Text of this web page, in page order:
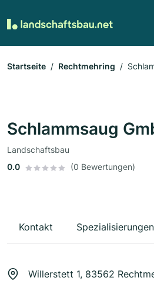
Startseite Rechtmehring
Schlammsaug
Landschaftsbau
0.0
(0 Bewertungen)
Kontakt Spezialisierungen
Willerstett 1, 83562